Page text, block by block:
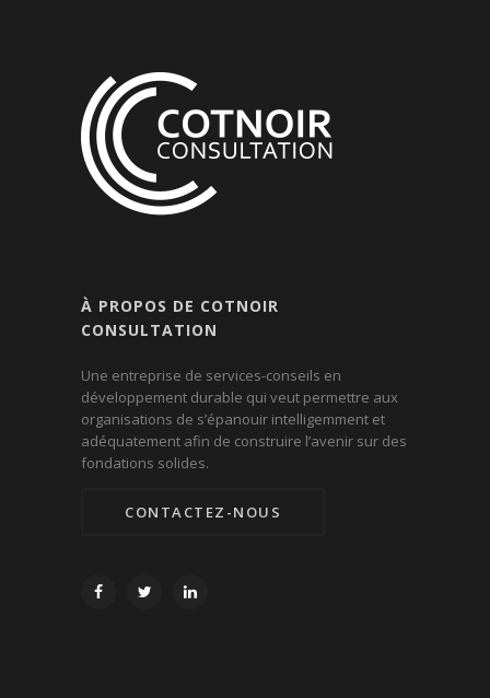
À PROPOS DE COTNOIR
CONSULTATION
Une entreprise de services-conseils en
développement durable qui veut permettre aux
organisations de s’épanouir intelligemment et
adéquatement afin de construire l’avenir sur des
fondations solides.
CONTACTEZ-NOUS